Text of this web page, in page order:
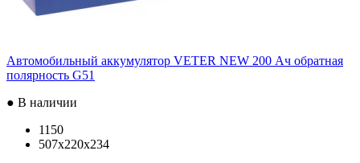
Автомобильный аккумулятор VETER NEW 200 Ач обратная
полярность G51
● В наличии
1150
507x220x234